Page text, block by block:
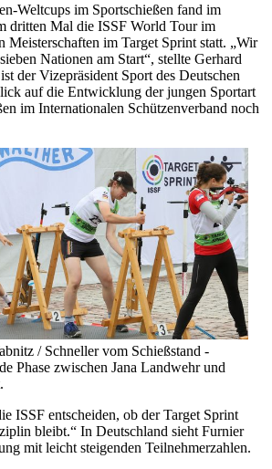
Weltcups im Sportschießen fand im
dritten Mal die ISSF World Tour im
Meisterschaften im Target Sprint statt. „Wir
Nationen am Start“, stellte Gerhard
der Vizepräsident Sport des Deutschen
auf die Entwicklung der jungen Sportart
im Internationalen Schützenverband noch
/ Schneller vom Schießstand -
Phase zwischen Jana Landwehr und
ISSF entscheiden, ob der Target Sprint
bleibt.“ In Deutschland sieht Furnier
mit leicht steigenden Teilnehmerzahlen.